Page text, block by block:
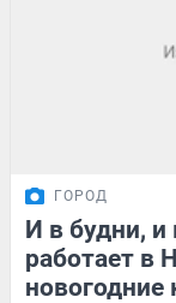
ГОРОД
И в будни, и
работает в
новогодние